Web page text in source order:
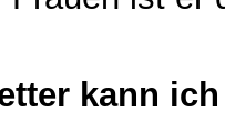
kann